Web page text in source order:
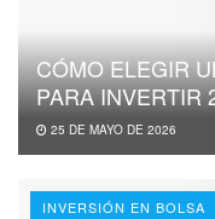
CÓMO ELEGIR
PARA INVERTIR
25 DE MAYO DE 2026
INVERSIÓN EN BOLSA